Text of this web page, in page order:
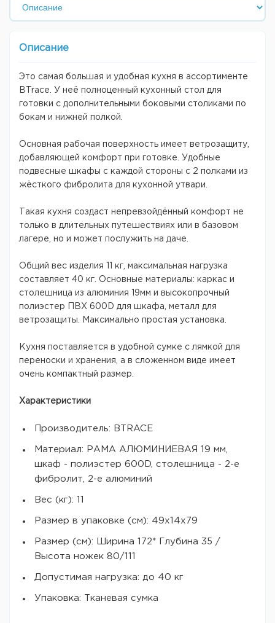
Описание
Это самая большая и удобная кухня в ассортименте
BTrace. У неё полноценный кухонный стол для
готовки с дополнительными боковыми столиками по
бокам и нижней полкой.
Основная рабочая поверхность имеет ветрозащиту,
добавляющей комфорт при готовке. Удобные
подвесные шкафы с каждой стороны с 2 полками из
жёсткого фибролита для кухонной утвари.
Такая кухня создаст непревзойдённый комфорт не
только в длительных путешествиях или в базовом
лагере, но и может послужить на даче.
Общий вес изделия 11 кг, максимальная нагрузка
составляет 40 кг. Основные материалы: каркас и
столешница из алюминия 19мм и высокопрочный
полиэстер ПВХ 600D для шкафа, металл для
ветрозащиты. Максимально простая установка.
Кухня поставляется в удобной сумке с лямкой для
переноски и хранения, а в сложенном виде имеет
очень компактный размер.
Характеристики
Производитель: BTRACE
Материал: РАМА АЛЮМИНИЕВАЯ 19 мм,
шкаф - полиэстер 600D, столешница - 2-е
фибролит, 2-е алюминий
Вес (кг): 11
Размер в упаковке (см): 49х14х79
Размер (см): Ширина 172* Глубина 35 /
Высота ножек 80/111
Допустимая нагрузка: до 40 кг
Упаковка: Тканевая сумка